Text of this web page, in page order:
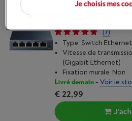
(7)
Type: Switch Ethernet
Vitesse de
(Gigabit Ethernet)
Fixation murale: Non
Livré demain - Voir le
€ 22,99
Je choisis mes